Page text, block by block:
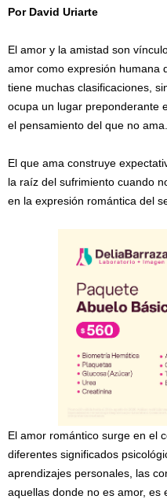
Por David Uriarte
El amor y la amistad son
amor como expresión humana
tiene muchas clasificaciones,
ocupa un lugar preponderante
el pensamiento del que no ama.
El que ama construye
la raíz del sufrimiento cuando
en la expresión romántica del
El amor romántico surge en el
diferentes significados
aprendizajes personales, las
aquellas donde no es amor, es